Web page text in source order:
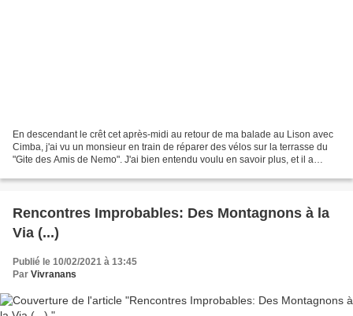
En descendant le crêt cet après-midi au retour de ma balade au Lison avec
Cimba, j'ai vu un monsieur en train de réparer des vélos sur la terrasse du
"Gite des Amis de Nemo". J'ai bien entendu voulu en savoir plus, et il a
Rencontres Improbables: Des Montagnons à la
Via (...)
Publié le 10/02/2021 à 13:45
Par Vivranans